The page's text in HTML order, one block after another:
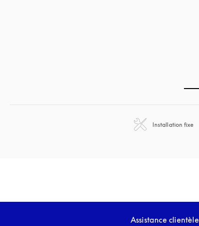
Installation fixe
Assistance clientèle